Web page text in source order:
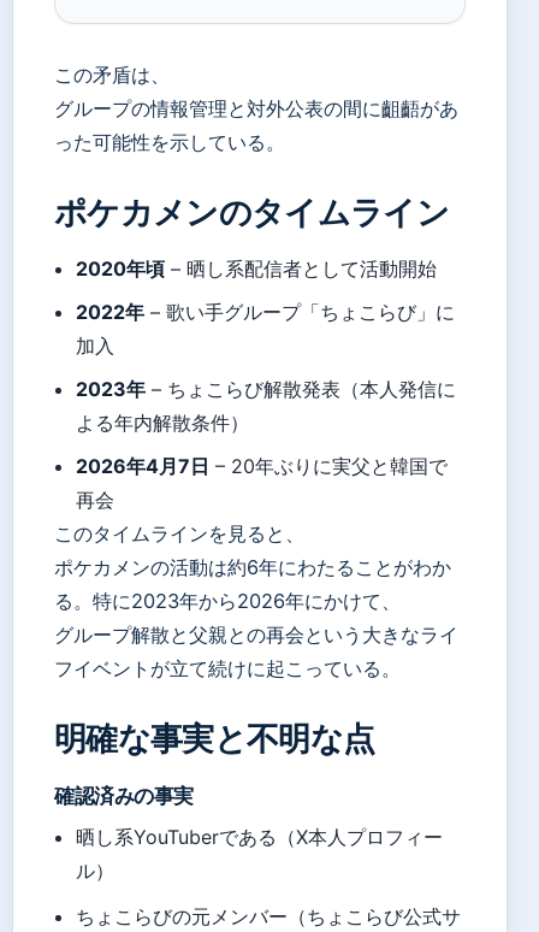
この矛盾は、
グループの情報管理と対外公表の間に齟齬があ
った可能性を示している。
ポケカメンのタイムライン
2020年頃 – 晒し系配信者として活動開始
2022年 – 歌い手グループ「ちょこらび」に
加入
2023年 – ちょこらび解散発表（本人発信に
よる年内解散条件）
2026年4月7日 – 20年ぶりに実父と韓国で
再会
このタイムラインを見ると、
ポケカメンの活動は約6年にわたることがわか
る。特に2023年から2026年にかけて、
グループ解散と父親との再会という大きなライ
フイベントが立て続けに起こっている。
明確な事実と不明な点
確認済みの事実
晒し系YouTuberである（X本人プロフィー
ル）
ちょこらびの元メンバー（ちょこらび公式サ